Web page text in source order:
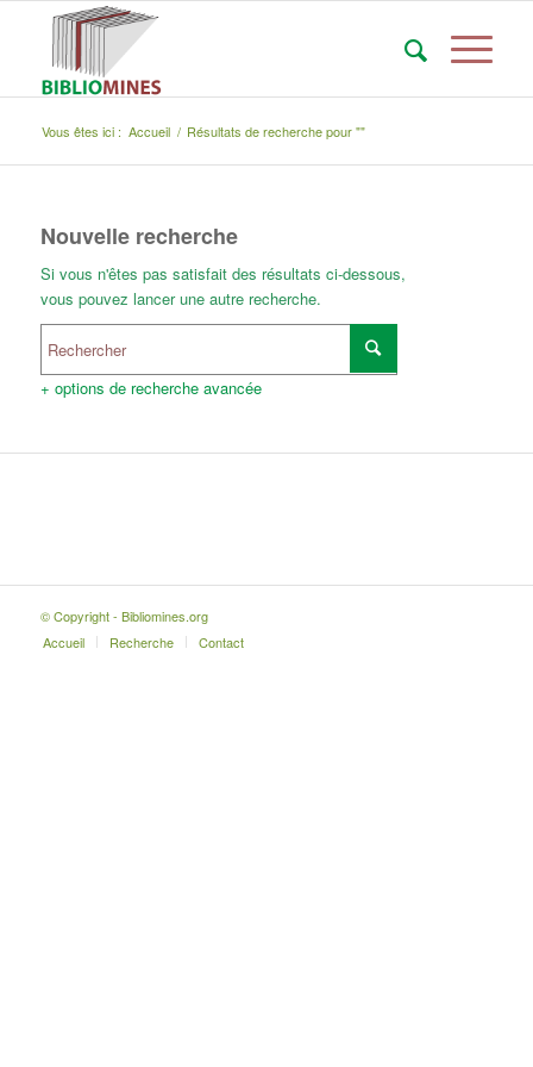
Vous êtes ici : Accueil / Résultats de recherche pour ""
Nouvelle recherche
Si vous n'êtes pas satisfait des résultats ci-dessous,
vous pouvez lancer une autre recherche.
+ options de recherche avancée
© Copyright - Bibliomines.org
Accueil
Recherche Contact